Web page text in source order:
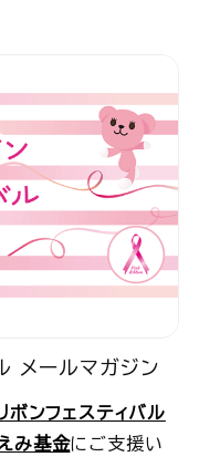
メールマガジン
ボンフェスティバル
み基金にご支援い